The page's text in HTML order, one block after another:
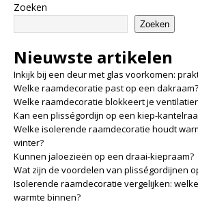
Zoeken
Zoeken
Nieuwste artikelen
Inkijk bij een deur met glas voorkomen:
Welke raamdecoratie past op een dakraam?
Welke raamdecoratie blokkeert je
Kan een plisségordijn op een kiep-
Welke isolerende raamdecoratie houdt
winter?
Kunnen jaloezieën op een draai-kiepraam?
Wat zijn de voordelen van plisségordijnen
Isolerende raamdecoratie vergelijken:
warmte binnen?